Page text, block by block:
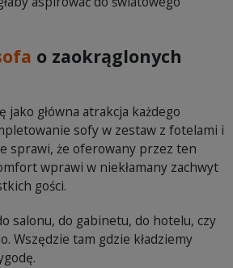
o zaokrąglonych
jako główna atrakcja każdego
sofy w zestaw z fotelami i
sprawi, że oferowany przez ten
wprawi w niekłamany zachwyt
gości.
salonu, do gabinetu, do hotelu, czy
Wszędzie tam gdzie kładziemy